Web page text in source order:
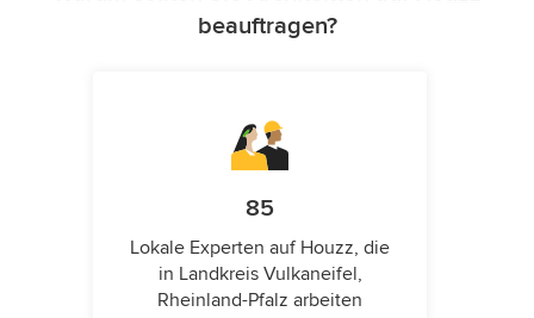
beauftragen?
85
Lokale Experten auf Houzz, die
in Landkreis Vulkaneifel,
Rheinland-Pfalz arbeiten